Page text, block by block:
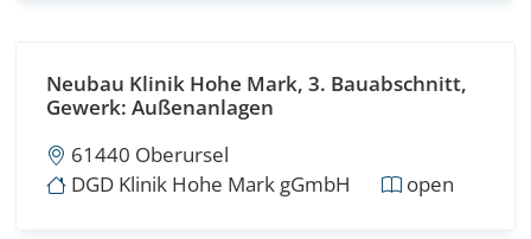
Neubau Klinik Hohe Mark, 3. Bauabschnitt,
Gewerk: Außenanlagen
61440 Oberursel
DGD Klinik Hohe Mark gGmbH
open